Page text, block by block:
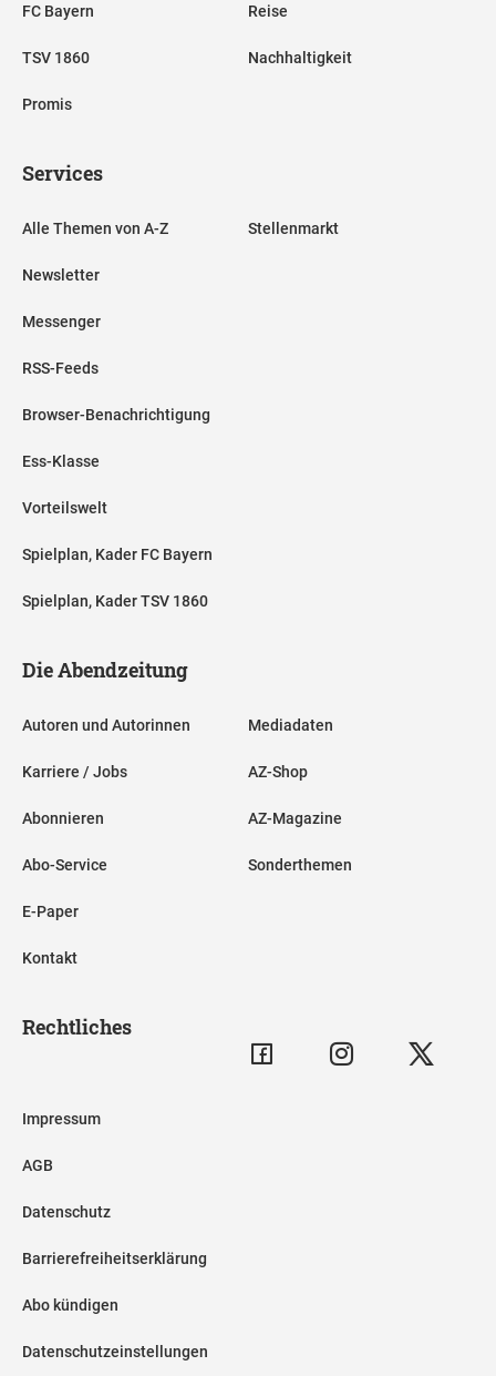
FC Bayern
TSV 1860
Promis
Reise
Nachhaltigkeit
Services
Alle Themen von A-Z
Newsletter
Messenger
RSS-Feeds
Browser-Benachrichtigung
Ess-Klasse
Vorteilswelt
Spielplan, Kader FC Bayern
Spielplan, Kader TSV 1860
Stellenmarkt
Die Abendzeitung
Autoren und Autorinnen
Karriere / Jobs
Abonnieren
Abo-Service
E-Paper
Kontakt
Mediadaten
AZ-Shop
AZ-Magazine
Sonderthemen
Rechtliches
Impressum
AGB
Datenschutz
Barrierefreiheitserklärung
Abo kündigen
Datenschutzeinstellungen